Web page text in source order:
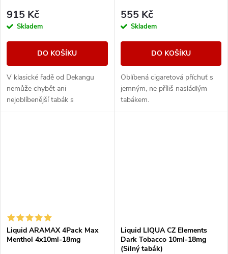
915 Kč
Skladem
DO KOŠÍKU
V klasické řadě od Dekangu
nemůže chybět ani
nejoblíbenější tabák s
legendárním velbloudem.
555 Kč
Skladem
DO KOŠÍKU
Oblíbená cigaretová příchuť s
jemným, ne příliš nasládlým
tabákem.
Liquid ARAMAX 4Pack Max
Menthol 4x10ml-18mg
Liquid LIQUA CZ Elements
Dark Tobacco 10ml-18mg
(Silný tabák)